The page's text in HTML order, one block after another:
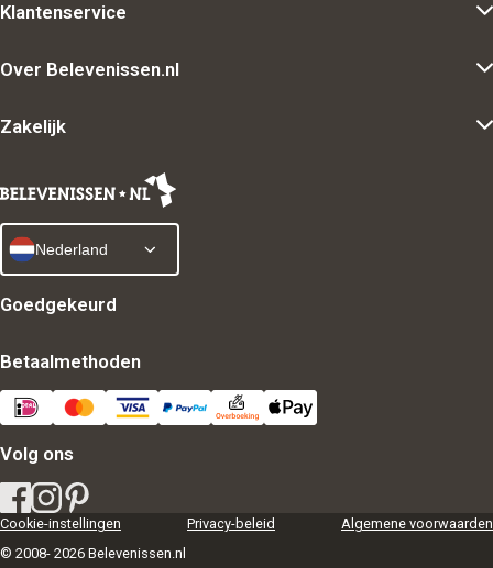
Klantenservice
Over Belevenissen.nl
Zakelijk
Nederland
Goedgekeurd
Betaalmethoden
Volg ons
Cookie-instellingen Privacy-beleid
Algemene voorwaarden
© 2008- 2026 Belevenissen.nl